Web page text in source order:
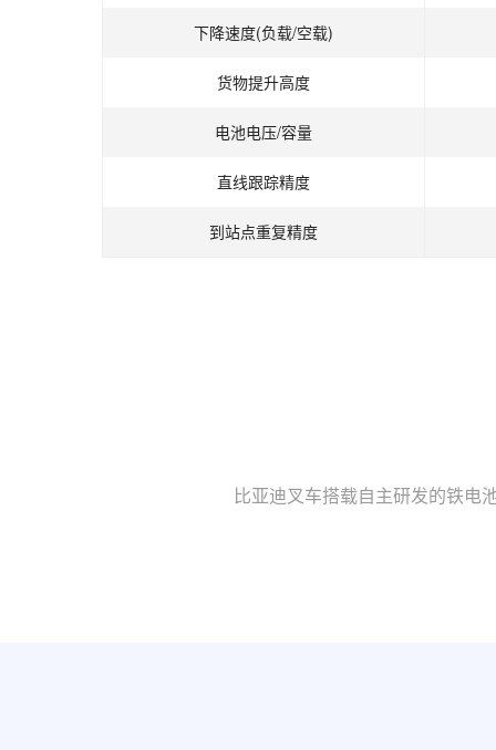
下降速度(负载/空载)
货物提升高度
电池电压/容量
直线跟踪精度
到站点重复精度
比亚迪叉车搭载自主研发的铁电